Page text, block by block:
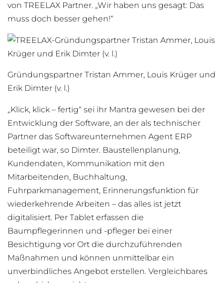
von TREELAX Partner. „Wir haben uns gesagt: Das
muss doch besser gehen!“
Gründungspartner Tristan Ammer, Louis Krüger und
Erik Dimter (v. l.)
„Klick, klick – fertig“ sei ihr Mantra gewesen bei der
Entwicklung der Software, an der als technischer
Partner das Softwareunternehmen Agent ERP
beteiligt war, so Dimter. Baustellenplanung,
Kundendaten, Kommunikation mit den
Mitarbeitenden, Buchhaltung,
Fuhrparkmanagement, Erinnerungsfunktion für
wiederkehrende Arbeiten – das alles ist jetzt
digitalisiert. Per Tablet erfassen die
Baumpflegerinnen und -pfleger bei einer
Besichtigung vor Ort die durchzuführenden
Maßnahmen und können unmittelbar ein
unverbindliches Angebot erstellen. Vergleichbares